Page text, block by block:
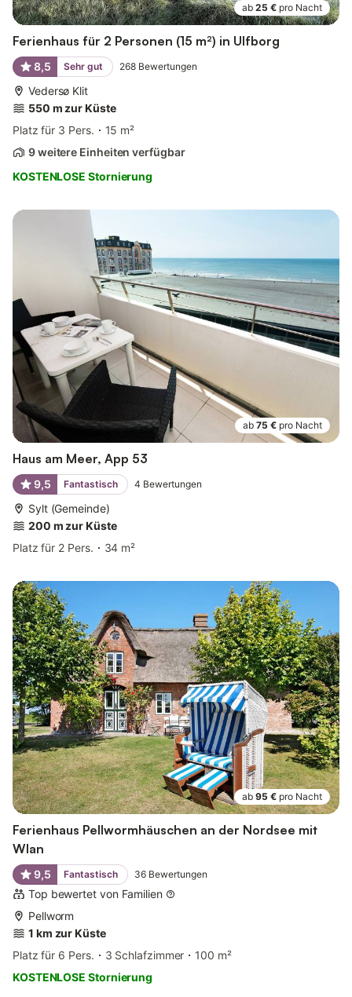
ab 25 € pro Nacht
Ferienhaus für 2 Personen (15 m²) in Ulfborg
8,5 Sehr gut 268 Bewertungen
Vedersø Klit
550 m zur Küste
Platz für 3 Pers.
15 m²
9 weitere Einheiten verfügbar
KOSTENLOSE Stornierung
ab 75 € pro Nacht
Haus am Meer, App 53
9,5 Fantastisch 4 Bewertungen
Sylt (Gemeinde)
200 m zur Küste
Platz für 2 Pers.
34 m²
ab 95 € pro Nacht
Ferienhaus Pellwormhäuschen an der Nordsee mit
Wlan
9,5 Fantastisch 36 Bewertungen
Top bewertet von Familien
Pellworm
1 km zur Küste
Platz für 6 Pers.
3 Schlafzimmer
100 m²
KOSTENLOSE Stornierung